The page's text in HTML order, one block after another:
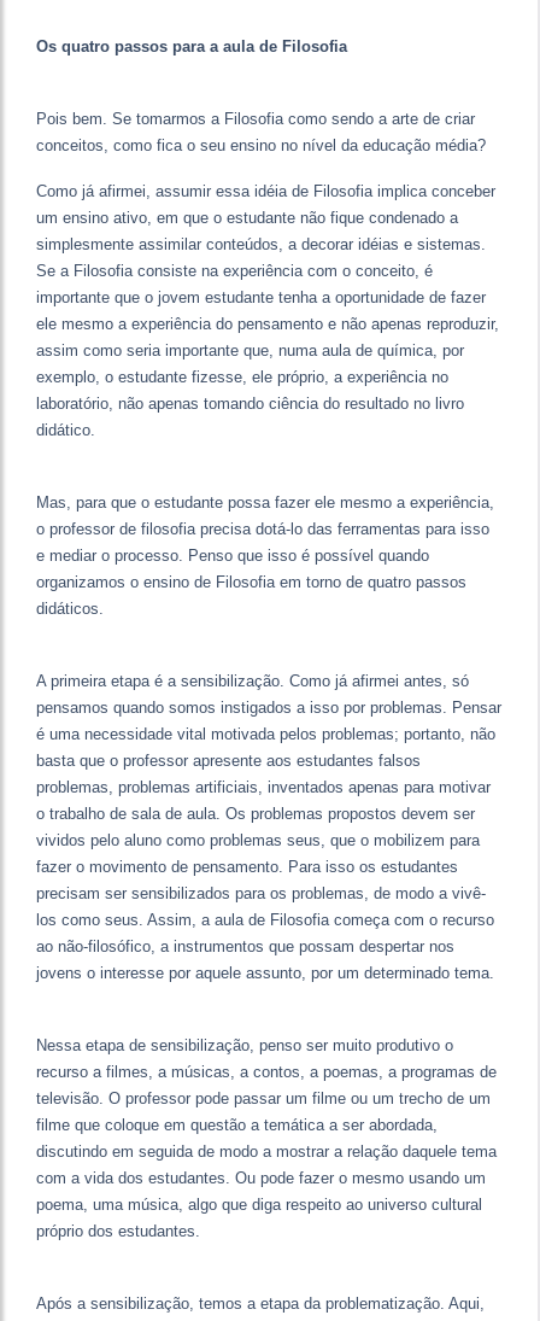
Os quatro passos para a aula de Filosofia
Pois bem. Se tomarmos a Filosofia como sendo a arte de criar
conceitos, como fica o seu ensino no nível da educação média?
Como já afirmei, assumir essa idéia de Filosofia implica conceber
um ensino ativo, em que o estudante não fique condenado a
simplesmente assimilar conteúdos, a decorar idéias e sistemas.
Se a Filosofia consiste na experiência com o conceito, é
importante que o jovem estudante tenha a oportunidade de fazer
ele mesmo a experiência do pensamento e não apenas reproduzir,
assim como seria importante que, numa aula de química, por
exemplo, o estudante fizesse, ele próprio, a experiência no
laboratório, não apenas tomando ciência do resultado no livro
didático.
Mas, para que o estudante possa fazer ele mesmo a experiência,
o professor de filosofia precisa dotá-lo das ferramentas para isso
e mediar o processo. Penso que isso é possível quando
organizamos o ensino de Filosofia em torno de quatro passos
didáticos.
A primeira etapa é a sensibilização. Como já afirmei antes, só
pensamos quando somos instigados a isso por problemas. Pensar
é uma necessidade vital motivada pelos problemas; portanto, não
basta que o professor apresente aos estudantes falsos
problemas, problemas artificiais, inventados apenas para motivar
o trabalho de sala de aula. Os problemas propostos devem ser
vividos pelo aluno como problemas seus, que o mobilizem para
fazer o movimento de pensamento. Para isso os estudantes
precisam ser sensibilizados para os problemas, de modo a vivê-
los como seus. Assim, a aula de Filosofia começa com o recurso
ao não-filosófico, a instrumentos que possam despertar nos
jovens o interesse por aquele assunto, por um determinado tema.
Nessa etapa de sensibilização, penso ser muito produtivo o
recurso a filmes, a músicas, a contos, a poemas, a programas de
televisão. O professor pode passar um filme ou um trecho de um
filme que coloque em questão a temática a ser abordada,
discutindo em seguida de modo a mostrar a relação daquele tema
com a vida dos estudantes. Ou pode fazer o mesmo usando um
poema, uma música, algo que diga respeito ao universo cultural
próprio dos estudantes.
Após a sensibilização, temos a etapa da problematização. Aqui,